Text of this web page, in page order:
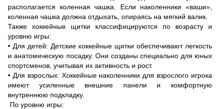
располагается коленная чашка. Если наколенники «ваши»,
коленная чашка должна отдыхать, опираясь на мягкий валик.
Также хоккейные щитки классифицируются по возрасту и
уровню игры:
• Для детей: Детские хоккейные щитки обеспечивают легкость
и анатомическую посадку. Они созданы специально для юных
спортсменов, учитывая их активность и рост.
• Для взрослых: Хоккейные наколенники для взрослого игрока
имеют усиленные внешние панели и комфортную
внутреннюю подкладку.
По уровню игры: